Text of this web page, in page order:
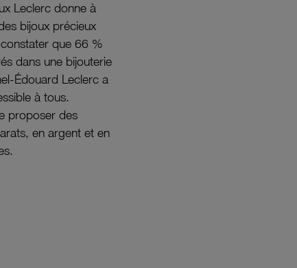
Leclerc donne à
bijoux précieux
que 66 %
dans une bijouterie
Édouard Leclerc a
à tous.
proposer des
en argent et en